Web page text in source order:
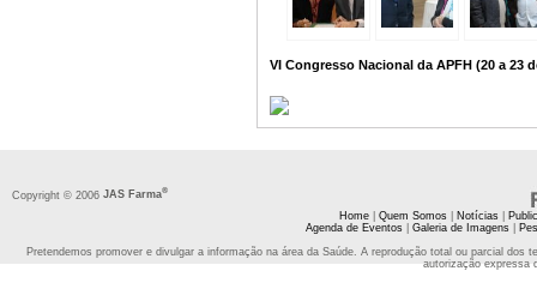
VI Congresso Nacional da APFH (20 a 23
Copyright © 2006 JAS Farma®
Home| Quem Somos| Notícias|
Agenda de Eventos| Galeria de Imagens|
Pretendemos promover e divulgar a informação na área da Saúde. A reprodução total ou parcial
autorização expressa